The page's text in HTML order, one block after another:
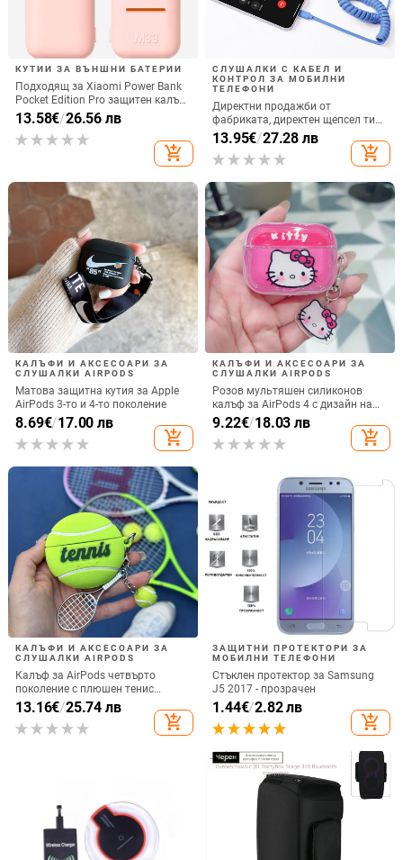
КУТИИ ЗА ВЪНШНИ БАТЕРИИ
Подходящ за Xiaomi Power Bank
Pocket Edition Pro защитен калъф
33W силиконов 10000mA
неплъзгащ се защитен калъф за
Power Bank
13.58€/26.56 лв
add_shopping_cart
СЛУШАЛКИ С КАБЕЛ И
КОНТРОЛ ЗА МОБИЛНИ
ТЕЛЕФОНИ
Директни продажби от
фабриката, директен щепсел тип
C, мобилен телефон, Douyin
Internet Celebrity, електрически
микрофон, слушалки с C порт,
13.95€/27.28 лв
add_shopping_cart
КАЛЪФИ И АКСЕСОАРИ ЗА
СЛУШАЛКИ AIRPODS
Матова защитна кутия за Apple
AirPods 3-то и 4-то поколение
8.69€/17.00 лв
add_shopping_cart
КАЛЪФИ И АКСЕСОАРИ ЗА
СЛУШАЛКИ AIRPODS
Розов мультяшен силиконов
калъф за AirPods 4 с дизайн на
котка
9.22€/18.03 лв
add_shopping_cart
КАЛЪФИ И АКСЕСОАРИ ЗА
СЛУШАЛКИ AIRPODS
Калъф за AirPods четвърто
поколение с плюшен тенис
мотив, силиконов 3D дизайн,
съвместим с AirPods 3 и Pro 2
13.16€/25.74 лв
add_shopping_cart
ЗАЩИТНИ ПРОТЕКТОРИ ЗА
МОБИЛНИ ТЕЛЕФОНИ
Стъклен протектор за Samsung
J5 2017 - прозрачен
1.44€/2.82 лв
add_shopping_cart